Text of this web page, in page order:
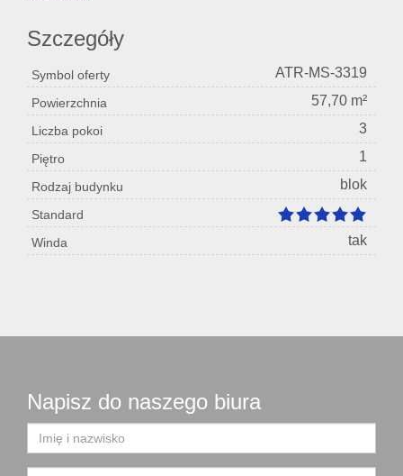
Szczegóły
Symbol oferty ATR-MS-3319
Powierzchnia 57,70 m²
Liczba pokoi 3
Piętro 1
Rodzaj budynku blok
Standard
Winda
tak
Napisz do naszego biura